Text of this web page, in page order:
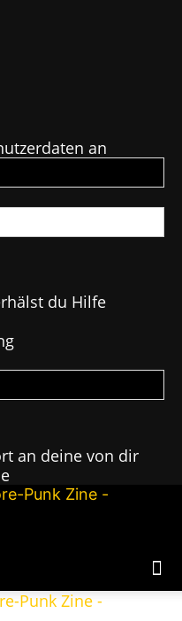
an
du Hilfe
an deine von dir